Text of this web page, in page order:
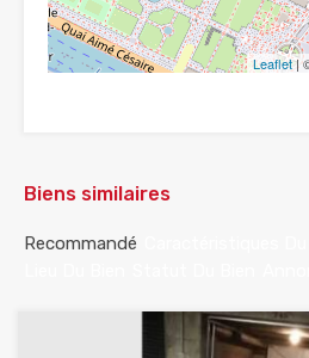
Leaflet|
Biens similaires
Recommandé